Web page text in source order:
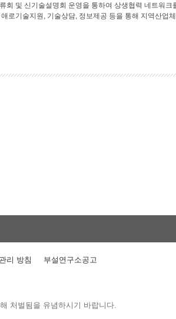
회 및 신기술설명회 운영을 통하여 상생협력 네트워
로기술지원, 기술상담, 정보제공 등을 통해 지역산업
리 방침 부설연구소공고
처벌됨을 유념하시기 바랍니다.